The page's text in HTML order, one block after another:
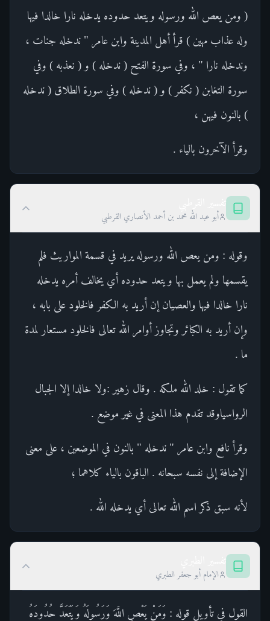
( ومن يعص الله ورسوله ويتعد حدوده يدخله نارا خالدا فيها
وله عذاب مهين ) قرأ أهل المدينة وابن عامر " ندخله جنات ،
وندخله نارا " ، وفي سورة الفتح ( ندخله ) و ( نعذبه ) وفي
سورة التغابن ( نكفر ) و ( ندخله ) وفي سورة الطلاق ( ندخله
) بالنون فيهن ،
وقرأ الآخرون بالياء .
أبو عبد الله محمد بن أحمد الأنصاري القرطبي
وقوله : ومن يعص الله ورسوله يريد في قسمة المواريث فلم
يقسمها ولم يعمل بها ويتعد حدوده أي يخالف أمره يدخله
نارا خالدا فيها والعصيان إن أريد به الكفر فالخلود على بابه ،
وإن أريد به الكبائر وتجاوز أوامر الله تعالى فالخلود مستعار لمدة
ما .
كما تقول : خلد الله ملكه . وقال زهير :ولا خالدا إلا الجبال
الرواسياوقد تقدم هذا المعنى في غير موضع .
وقرأ نافع وابن عامر " ندخله " بالنون في الموضعين ، على معنى
الإضافة إلى نفسه سبحانه . الباقون بالياء كلاهما ؛
لأنه سبق ذكر اسم الله تعالى أي يدخله الله .
الإمام أبو جعفر الطبري
القول في تأويل قوله : وَمَنْ يَعْصِ اللَّهَ وَرَسُولَهُ وَيَتَعَدَّ حُدُودَهُ